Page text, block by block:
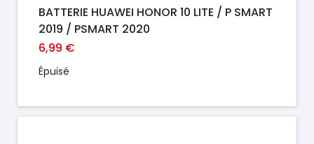
BATTERIE HUAWEI HONOR 10 LITE / P SMART
2019 / PSMART 2020
6,99 €
Épuisé